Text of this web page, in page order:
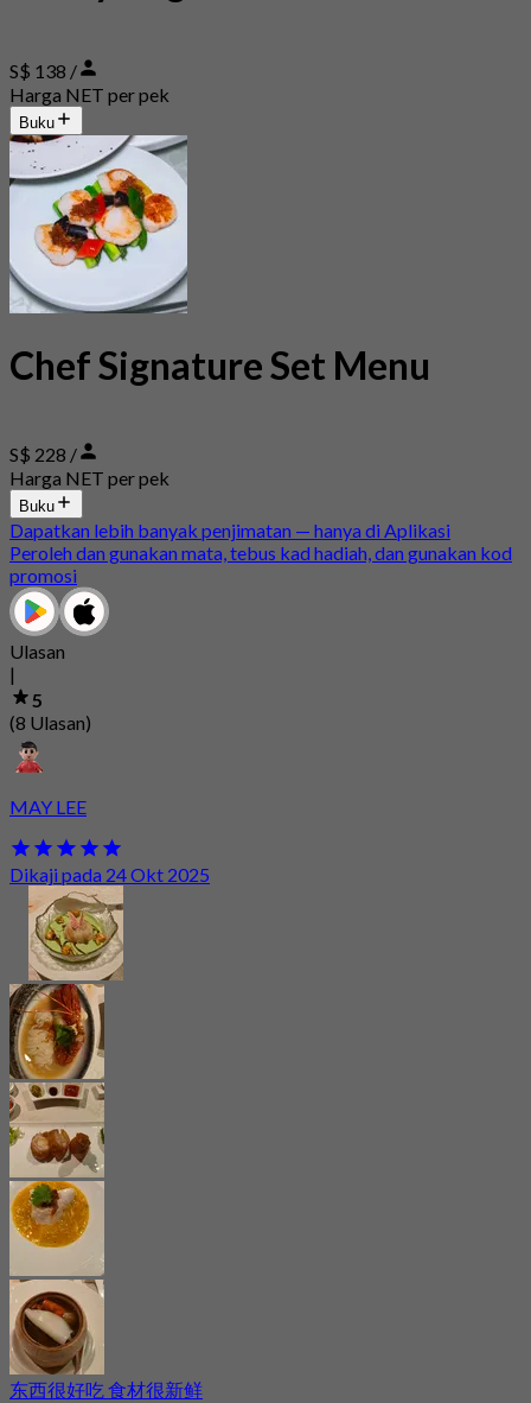
S$ 138 /
Harga NET per pek
Buku
Chef Signature Set Menu
S$ 228 /
Harga NET per pek
Buku
Dapatkan lebih banyak penjimatan — hanya di Aplikasi
Peroleh dan gunakan mata, tebus kad hadiah, dan gunakan kod
promosi
Ulasan
|
5
(8 Ulasan)
MAY LEE
Dikaji pada 24 Okt 2025
东西很好吃 食材很新鲜